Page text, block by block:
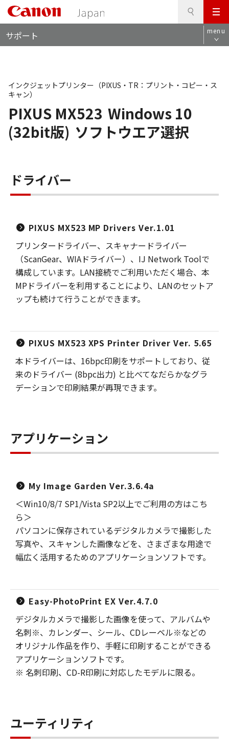
メ
ニ
ュ
サポート menu
PIXUS MX523 Windows 10
(32bit版) ソフトウエア選択
インクジェットプリンター（PIXUS・TR：プリント・コピー・ス
キャン）
ドライバー
PIXUS MX523 MP Drivers Ver.1.01
プリンタードライバー、スキャナードライバー
（ScanGear、WIAドライバー）、IJ Network Toolで
構成しています。LAN接続でご利用いただく場合、本
MPドライバーを利用することにより、LANのセットア
ップも続けて行うことができます。
PIXUS MX523 XPS Printer Driver Ver. 5.65
本ドライバーは、16bpc印刷をサポートしており、従
来のドライバー (8bpc出力) と比べてなだらかなグラ
デーションで印刷結果が再現できます。
アプリケーション
My Image Garden Ver.3.6.4a
＜Win10/8/7 SP1/Vista SP2以上でご利用の方はこち
ら＞
パソコンに保存されているデジタルカメラで撮影した
写真や、スキャンした画像などを、さまざまな用途で
幅広く活用するためのアプリケーションソフトです。
Easy-PhotoPrint EX Ver.4.7.0
デジタルカメラで撮影した画像を使って、アルバムや
名刺※、カレンダー、シール、CDレーベル※などの
オリジナル作品を作り、手軽に印刷することができる
アプリケーションソフトです。
※ 名刺印刷、CD-R印刷に対応したモデルに限る。
ユーティリティ